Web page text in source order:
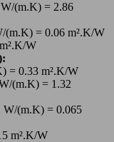
(m.K) = 2.86
(m.K) = 0.06 m².K/W
W
= 0.33 m².K/W
(m.K) = 1.32
W/(m.K) = 0.065
m².K/W